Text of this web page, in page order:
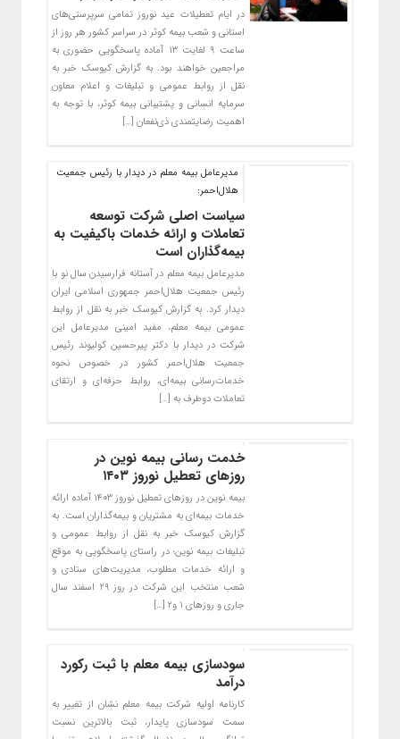
در ایام تعطیلات عید نوروز تمامی سرپرستی‌های
استانی و شعب بیمه کوثر در سراسر کشور هر روز از
ساعت ۹ لغایت ۱۳ آماده پاسخگویی حضوری به
مراجعین خواهند بود. به گزارش کیوسک خبر به
نقل از روابط عمومی و تبلیغات و اعلام معاون
سرمایه انسانی و پشتیبانی بیمه کوثر، با توجه به
اهمیت رضایتمندی ذی‌نفعان […]
مدیرعامل بیمه معلم در دیدار با رئیس جمعیت
هلال‌احمر:
سیاست اصلی شرکت توسعه
تعاملات و ارائه خدمات باکیفیت به
بیمه‌گذاران است
مدیرعامل بیمه معلم در آستانه فرارسیدن سال نو با
رئیس جمعیت هلال‌احمر جمهوری اسلامی ایران
دیدار کرد. به گزارش کیوسک خبر به نقل از روابط
عمومی بیمه معلم، مفید امینی مدیرعامل این
شرکت در دیدار با دکتر پیرحسین کولیوند رئیس
جمعیت هلال‌احمر کشور در خصوص نحوه
خدمات‌رسانی بیمه‌ای، روابط حرفه‌ای و ارتقای
تعاملات دوطرف به […]
خدمت رسانی بیمه نوین در
روزهای تعطیل نوروز ۱۴۰۳
بیمه نوین در روزهای تعطیل نوروز ۱۴۰۳ آماده ارائه
خدمات بیمه‌ای به مشتریان و بیمه‌گذاران است. به
گزارش کیوسک خبر به نقل از روابط عمومی و
تبلیغات بیمه نوین؛ در راستای پاسخگویی به موقع
و ارائه خدمات مطلوب، مدیریت‌های ستادی و
شعب منتخب این شرکت در روز ۲۹ اسفند سال
جاری و روزهای ۱ و۲ […]
سودسازی بیمه معلم با ثبت رکورد
درآمد
کارنامه اولیه شرکت بیمه معلم نشان از تغییر به
سمت سودسازی پایدار، ثبت بالاترین نسبت